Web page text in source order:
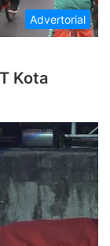
Advertorial
Kota